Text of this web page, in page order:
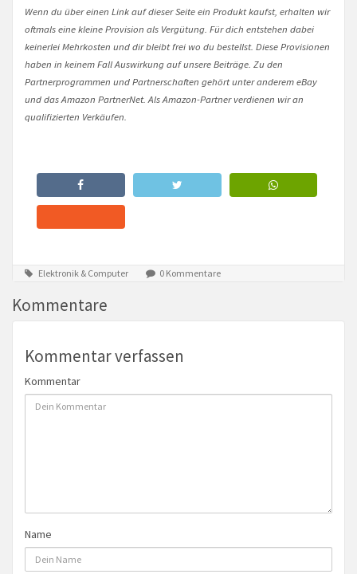
Wenn du über einen Link auf dieser Seite ein Produkt kaufst, erhalten wir
oftmals eine kleine Provision als Vergütung. Für dich entstehen dabei
keinerlei Mehrkosten und dir bleibt frei wo du bestellst. Diese Provisionen
haben in keinem Fall Auswirkung auf unsere Beiträge. Zu den
Partnerprogrammen und Partnerschaften gehört unter anderem eBay
und das Amazon PartnerNet. Als Amazon-Partner verdienen wir an
qualifizierten Verkäufen.
Elektronik & Computer 0 Kommentare
Kommentare
Kommentar verfassen
Kommentar
Name